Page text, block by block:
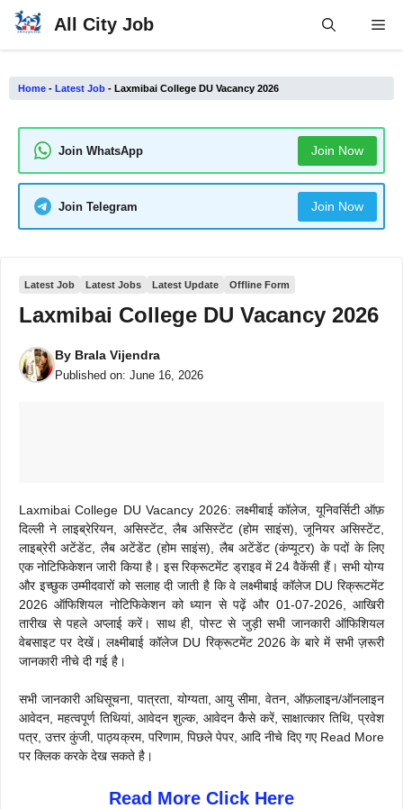
Skip
All City Job
Home - Latest Job - Laxmibai College DU Vacancy 2026
Join WhatsApp Join Now
Join Telegram Join Now
Latest Job Latest Jobs Latest Update Offline Form
Laxmibai College DU Vacancy 2026
By Brala Vijendra
Published on: June 16, 2026
Laxmibai College DU Vacancy 2026: लक्ष्मीबाई कॉलेज, यूनिवर्सिटी ऑफ़
दिल्ली ने लाइब्रेरियन, असिस्टेंट, लैब असिस्टेंट (होम साइंस), जूनियर असिस्टेंट,
लाइब्रेरी अटेंडेंट, लैब अटेंडेंट (होम साइंस), लैब अटेंडेंट (कंप्यूटर) के पदों के लिए
एक नोटिफिकेशन जारी किया है। इस रिक्रूटमेंट ड्राइव में 24 वैकेंसी हैं। सभी योग्य
और इच्छुक उम्मीदवारों को सलाह दी जाती है कि वे लक्ष्मीबाई कॉलेज DU रिक्रूटमेंट
2026 ऑफिशियल नोटिफिकेशन को ध्यान से पढ़ें और 01-07-2026, आखिरी
तारीख से पहले अप्लाई करें। साथ ही, पोस्ट से जुड़ी सभी जानकारी ऑफिशियल
वेबसाइट पर देखें। लक्ष्मीबाई कॉलेज DU रिक्रूटमेंट 2026 के बारे में सभी ज़रूरी
जानकारी नीचे दी गई है।
सभी जानकारी अधिसूचना, पात्रता, योग्यता, आयु सीमा, वेतन, ऑफ़लाइन/ऑनलाइन
आवेदन, महत्वपूर्ण तिथियां, आवेदन शुल्क, आवेदन कैसे करें, साक्षात्कार तिथि, प्रवेश
पत्र, उत्तर कुंजी, पाठ्यक्रम, परिणाम, पिछले पेपर, आदि नीचे दिए गए Read More
पर क्लिक करके देख सकते है।
Read More Click Here